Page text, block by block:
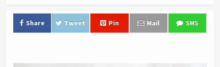
Share Tweet Pin Mail SMS